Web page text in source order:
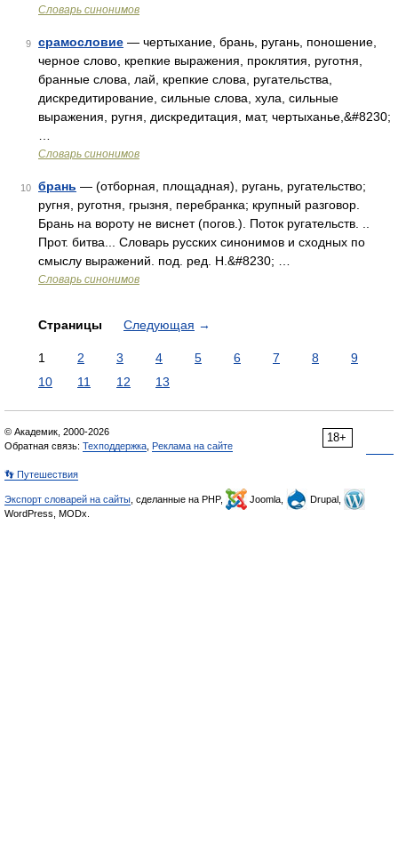
Словарь синонимов
9 срамословие — чертыхание, брань, ругань, поношение,
черное слово, крепкие выражения, проклятия, руготня,
бранные слова, лай, крепкие слова, ругательства,
дискредитирование, сильные слова, хула, сильные
выражения, ругня, дискредитация, мат, чертыханье,&#8230;
Словарь синонимов
10 брань — (отборная, площадная), ругань, ругательство;
ругня, руготня, грызня, перебранка; крупный разговор.
Брань на вороту не виснет (погов.). Поток ругательств. ..
Прот. битва... Словарь русских синонимов и сходных по
смыслу выражений. под. ред. Н.&#8230; …
Словарь синонимов
Страницы Следующая →
1 2 3 4 5 6 7 8
9
10
11 12 13
18+
© Академик, 2000-2026
Обратная связь: Техподдержка Реклама на сайте
👣 Путешествия
Экспорт словарей на сайты , сделанные на PHP, Joomla,
Drupal,
WordPress, MODx.